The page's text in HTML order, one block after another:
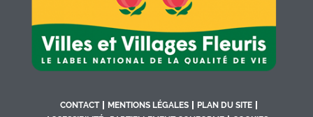
CONTACT MENTIONS LÉGALES
PLAN DU SITE